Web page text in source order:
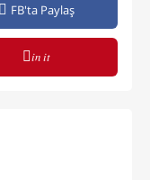
FB'ta Paylaş
in it